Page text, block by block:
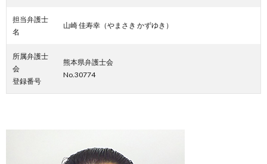
担当弁護士
名
山崎 佳寿幸（やまさき かずゆき）
所属弁護士
会
登録番号
熊本県弁護士会
No.30774